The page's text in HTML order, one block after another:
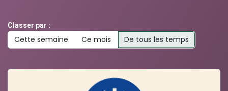
Classer par :
Cette semaine Ce mois De tous les temps